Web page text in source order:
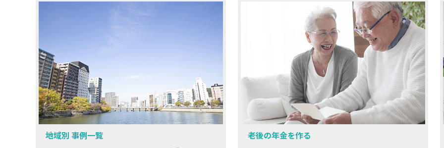
地域別 事例一覧 老後の年金を作る